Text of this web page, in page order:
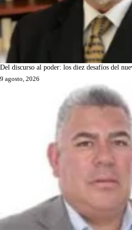
Del discurso al poder: los diez desafíos del
9 agosto, 2026